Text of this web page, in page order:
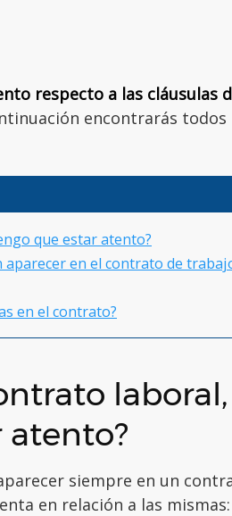
respecto a las cláusulas
encontrarás todos
que estar atento?
en el contrato de
en el contrato?
laboral,
atento?
siempre en un
en relación a las mismas: